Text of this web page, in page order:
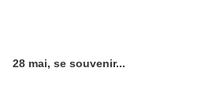
28 mai, se souvenir...